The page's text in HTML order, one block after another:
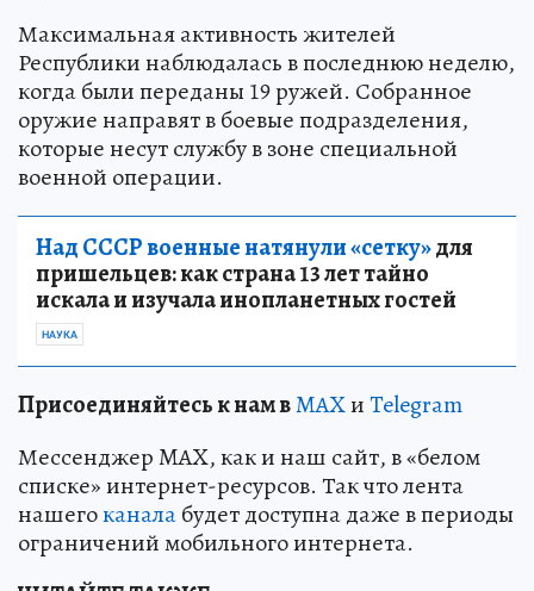
Максимальная активность жителей
Республики наблюдалась в последнюю неделю,
когда были переданы 19 ружей. Собранное
оружие направят в боевые подразделения,
которые несут службу в зоне специальной
военной операции.
Над СССР военные натянули «сетку»для
пришельцев: как страна 13 лет тайно
искала и изучала инопланетных гостей
НАУКА
Присоединяйтесь к нам вMAXиTelegram
Мессенджер MAX, как и наш сайт, в «белом
списке» интернет-ресурсов. Так что лента
нашегоканалабудет доступна даже в периоды
ограничений мобильного интернета.